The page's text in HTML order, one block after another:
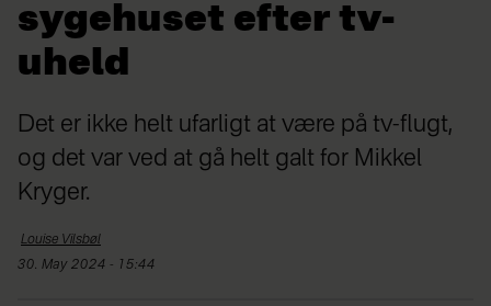
sygehuset efter tv-
uheld
Det er ikke helt ufarligt at være på tv-flugt,
og det var ved at gå helt galt for Mikkel
Kryger.
Louise Vilsbøl
30. May 2024 - 15:44